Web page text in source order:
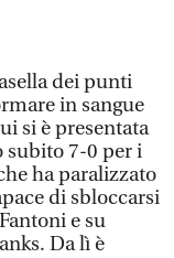
dei punti
in sangue
si è presentata
subito 7-0 per i
ha paralizzato
di sbloccarsi
e su
Da lì è